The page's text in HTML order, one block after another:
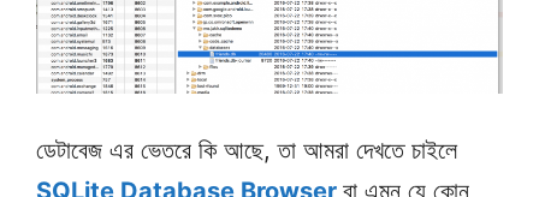
ডেটাবেজ এর ভেতরে কি আছে, তা আমরা দেখতে চাইলে